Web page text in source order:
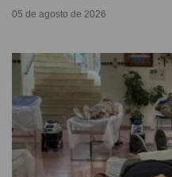
05 de agosto de 2026